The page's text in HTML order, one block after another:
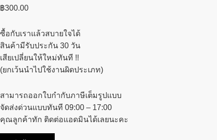
฿300.00
ซื้อกับเราแล้วสบายใจได้
สินค้ามีรับประกัน 30 วัน
เสียเปลี่ยนให้ใหม่ทันที !!
(ยกเว้นนำไปใช้งานผิดประเภท)
สามารถออกใบกำกับภาษีเต็มรูปแบบ
จัดส่งด่วนแบบทันที 09:00 – 17:00
คุณลูกค้าทัก ติดต่อแอดมินได้เลยนะคะ